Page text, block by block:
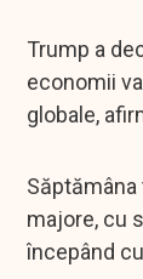
Trump a
economii
globale,
majore, cu
începând